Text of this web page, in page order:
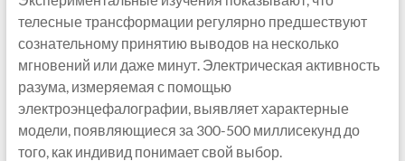
телесные трансформации регулярно предшествуют
сознательному принятию выводов на несколько
мгновений или даже минут. Электрическая активность
разума, измеряемая с помощью
электроэнцефалографии, выявляет характерные
модели, появляющиеся за 300-500 миллисекунд до
того, как индивид понимает свой выбор.